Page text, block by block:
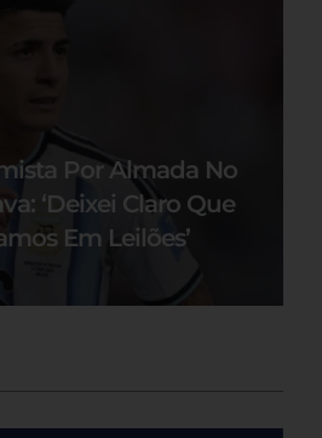
Por Almada No
‘Deixei Claro Que
Em Leilões’